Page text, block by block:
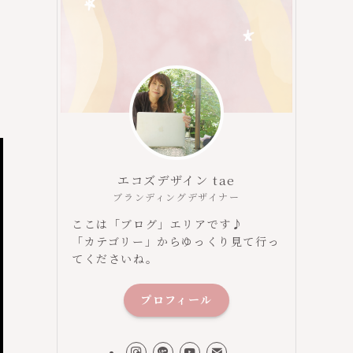
エコズデザイン tae
ブランディングデザイナー
ここは「ブログ」エリアです♪
「カテゴリー」からゆっくり見て行っ
てくださいね。
プロフィール